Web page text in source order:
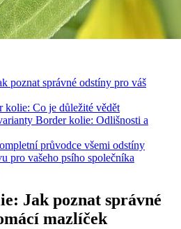
poznat správné odstíny pro váš
kolie: Co je důležité vědět
Border kolie: Odlišnosti a
průvodce všemi odstíny
pro vašeho psího společníka
Jak poznat správné
mazlíček